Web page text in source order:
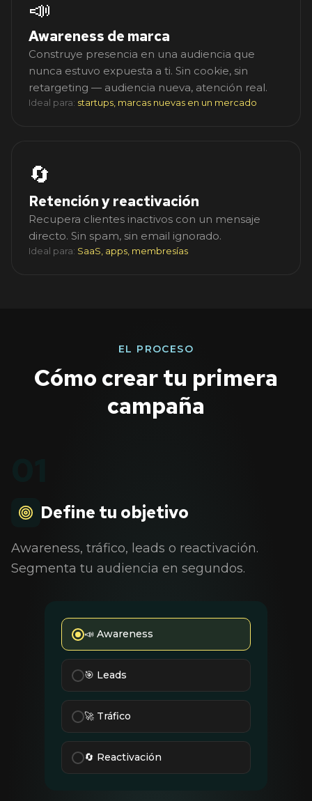
📣
Awareness de marca
Construye presencia en una audiencia que
nunca estuvo expuesta a ti. Sin cookie, sin
retargeting — audiencia nueva, atención real.
Ideal para: startups, marcas nuevas en un mercado
🔄
Retención y reactivación
Recupera clientes inactivos con un mensaje
directo. Sin spam, sin email ignorado.
Ideal para: SaaS, apps, membresías
EL PROCESO
Cómo crear tu primera
campaña
Define tu objetivo
Awareness, tráfico, leads o reactivación.
Segmenta tu audiencia en segundos.
📣 Awareness
🎯 Leads
🚀 Tráfico
🔄 Reactivación